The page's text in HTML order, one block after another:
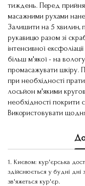
тиждень. Перед
масажними рухами
Залишити на 5 хвилин,
рукавицю разом зі
інтенсивної
більш м'якої - на
промасажувати шкіру.
при необхідності
лосьйон м'якими
необхідності покрити
Використовувати щодня
1. Києвом: кур'єрська
здійснюється у будні
зв'яжеться кур'єр.